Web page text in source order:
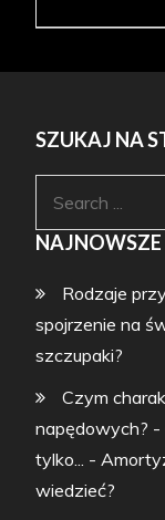
SZUKAJ NA
Rodzaje
spojrzenie na
szczupaki?
Czym
napędowych? -
tylko... -
wiedzieć?